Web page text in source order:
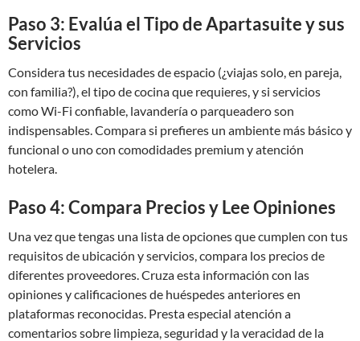
Paso 3: Evalúa el Tipo de Apartasuite y sus
Servicios
Considera tus necesidades de espacio (¿viajas solo, en pareja,
con familia?), el tipo de cocina que requieres, y si servicios
como Wi-Fi confiable, lavandería o parqueadero son
indispensables. Compara si prefieres un ambiente más básico y
funcional o uno con comodidades premium y atención
hotelera.
Paso 4: Compara Precios y Lee Opiniones
Una vez que tengas una lista de opciones que cumplen con tus
requisitos de ubicación y servicios, compara los precios de
diferentes proveedores. Cruza esta información con las
opiniones y calificaciones de huéspedes anteriores en
plataformas reconocidas. Presta especial atención a
comentarios sobre limpieza, seguridad y la veracidad de la